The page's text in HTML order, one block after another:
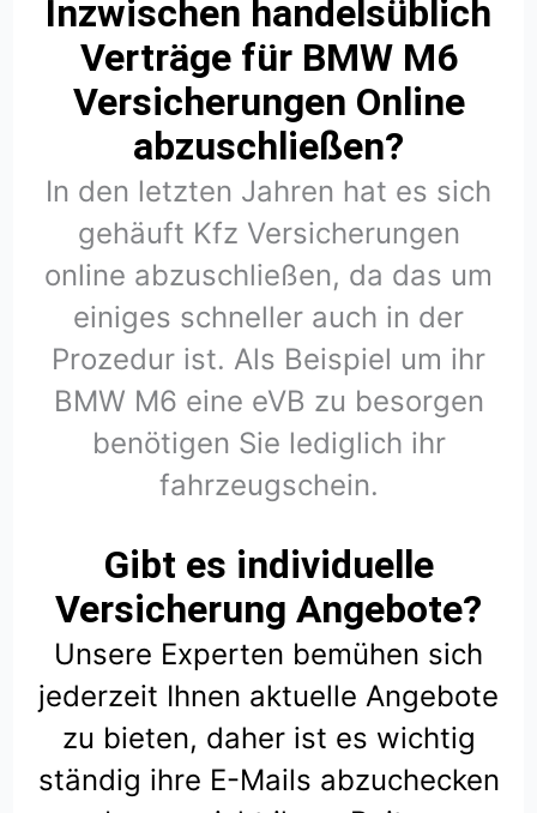
Inzwischen handelsüblich
Verträge für BMW M6
Versicherungen Online
abzuschließen?
In den letzten Jahren hat es sich
gehäuft Kfz Versicherungen
online abzuschließen, da das um
einiges schneller auch in der
Prozedur ist. Als Beispiel um ihr
BMW M6 eine eVB zu besorgen
benötigen Sie lediglich ihr
fahrzeugschein.
Gibt es individuelle
Versicherung Angebote?
Unsere Experten bemühen sich
jederzeit Ihnen aktuelle Angebote
zu bieten, daher ist es wichtig
ständig ihre E-Mails abzuchecken